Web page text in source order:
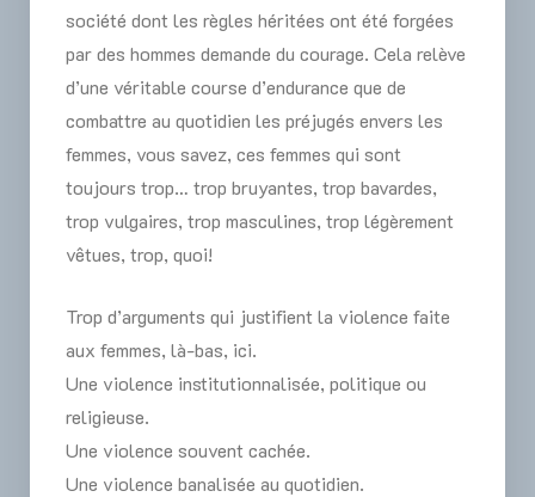
société dont les règles héritées ont été forgées
par des hommes demande du courage. Cela relève
d’une véritable course d’endurance que de
combattre au quotidien les préjugés envers les
femmes, vous savez, ces femmes qui sont
toujours trop… trop bruyantes, trop bavardes,
trop vulgaires, trop masculines, trop légèrement
vêtues, trop, quoi!
Trop d’arguments qui justifient la violence faite
aux femmes, là-bas, ici.
Une violence institutionnalisée, politique ou
religieuse.
Une violence souvent cachée.
Une violence banalisée au quotidien.